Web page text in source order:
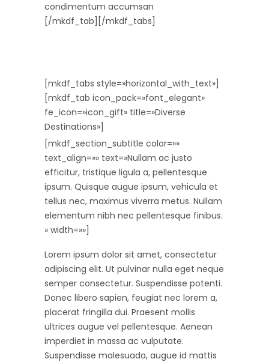
condimentum accumsan
[/mkdf_tab][/mkdf_tabs]
[mkdf_tabs style=»horizontal_with_text»]
[mkdf_tab icon_pack=»font_elegant»
fe_icon=»icon_gift» title=»Diverse
Destinations»]
[mkdf_section_subtitle color=»»
text_align=»» text=»Nullam ac justo
efficitur, tristique ligula a, pellentesque
ipsum. Quisque augue ipsum, vehicula et
tellus nec, maximus viverra metus. Nullam
elementum nibh nec pellentesque finibus.
» width=»»]
Lorem ipsum dolor sit amet, consectetur
adipiscing elit. Ut pulvinar nulla eget neque
semper consectetur. Suspendisse potenti.
Donec libero sapien, feugiat nec lorem a,
placerat fringilla dui. Praesent mollis
ultrices augue vel pellentesque. Aenean
imperdiet in massa ac vulputate.
Suspendisse malesuada, augue id mattis